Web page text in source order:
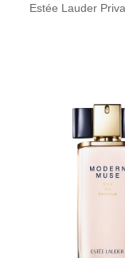
Estée Lauder